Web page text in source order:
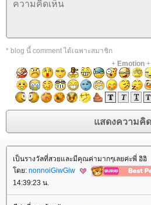
* blog นี้ comment ได้เฉพาะสมาชิก
+ Emotion+
เป็นรางวัลที่สวยและมีคุณค่ามากๆเลยค่ะพี่ อิอิ
ดย: nonnoiGiwGiw
14:39:23 น.